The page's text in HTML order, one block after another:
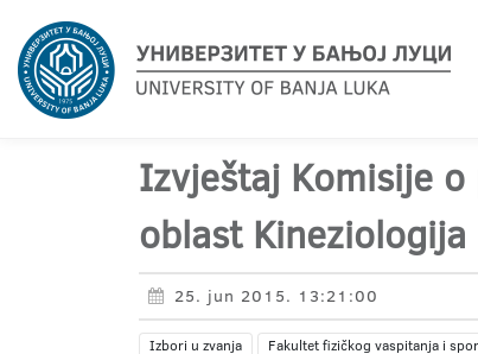
Izvještaj Komisije
oblast
25. jun 2015. 13:21:00
Izbori u zvanja Fakultet fizičkog vaspitanja i